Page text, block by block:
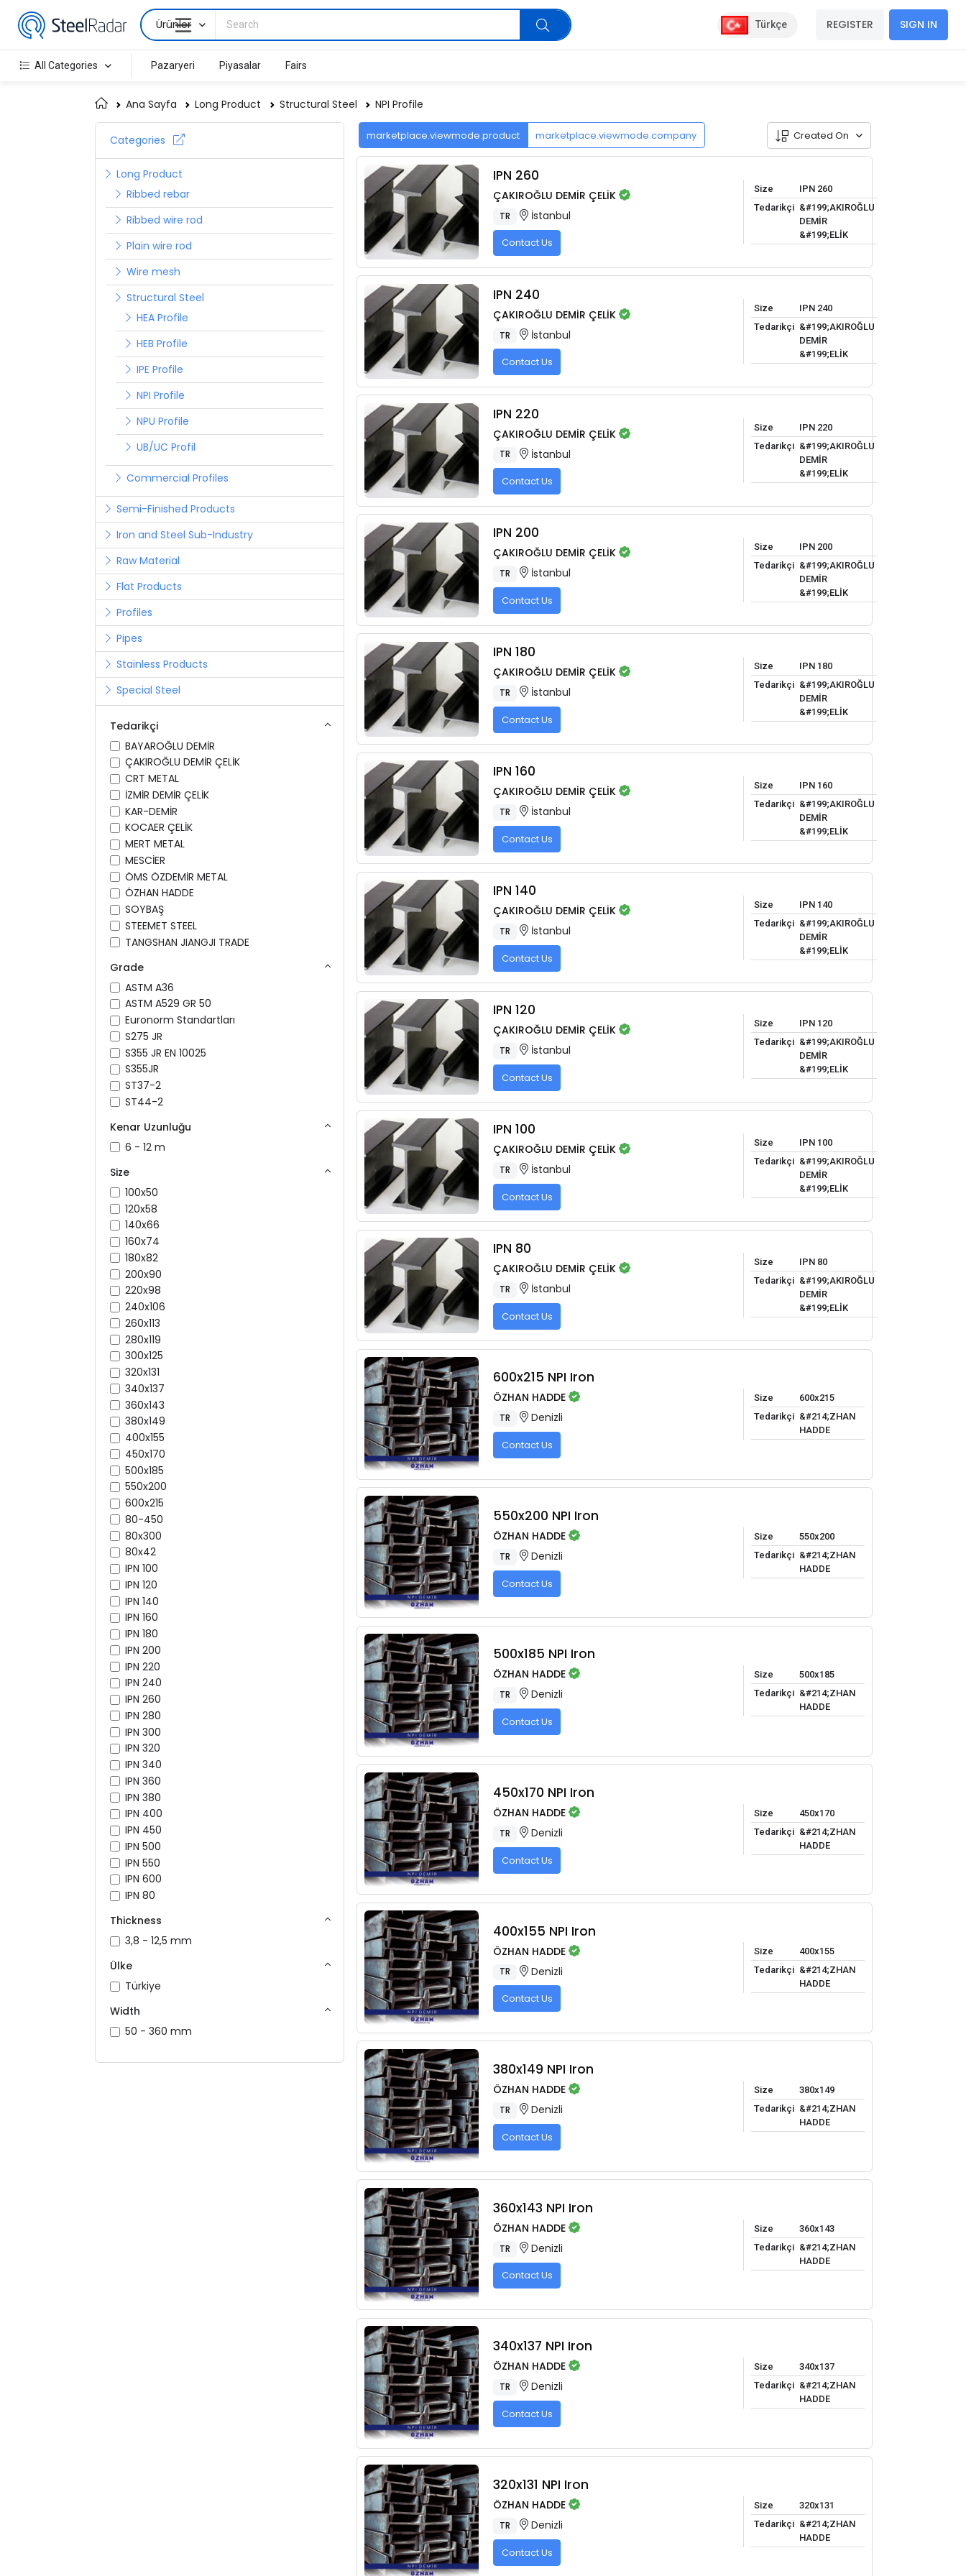
Ürünler Türkçe REGISTER SIGN IN
All Categories Pazaryeri Piyasalar Fairs
Ana Sayfa Long Product Structural Steel NPI Profile
Categories
Long Product
Ribbed rebar
Ribbed wire rod
Plain wire rod
Wire mesh
Structural Steel
HEA Profile
HEB Profile
IPE Profile
NPI Profile
NPU Profile
UB/UC Profil
Commercial Profiles
Semi-Finished Products
Iron and Steel Sub-Industry
Raw Material
Flat Products
Profiles
Pipes
Stainless Products
Special Steel
Tedarikçi
BAYAROĞLU DEMİR
ÇAKIROĞLU DEMİR ÇELİK
CRT METAL
İZMİR DEMİR ÇELİK
KAR-DEMİR
KOCAER ÇELİK
MERT METAL
MESCİER
ÖMS ÖZDEMİR METAL
ÖZHAN HADDE
SOYBAŞ
STEEMET STEEL
TANGSHAN JIANGJI TRADE
Grade
ASTM A36
ASTM A529 GR 50
Euronorm Standartları
S275 JR
S355 JR EN 10025
S355JR
ST37-2
ST44-2
Kenar Uzunluğu
6 - 12 m
Size
100x50
120x58
140x66
160x74
180x82
200x90
220x98
240x106
260x113
280x119
300x125
320x131
340x137
360x143
380x149
400x155
450x170
500x185
550x200
600x215
80-450
80x300
80x42
IPN 100
IPN 120
IPN 140
IPN 160
IPN 180
IPN 200
IPN 220
IPN 240
IPN 260
IPN 280
IPN 300
IPN 320
IPN 340
IPN 360
IPN 380
IPN 400
IPN 450
IPN 500
IPN 550
IPN 600
IPN 80
Thickness
3,8 - 12,5 mm
Ülke
Türkiye
Width
50 - 360 mm
marketplace.viewmode.product marketplace.viewmode.company Created On
IPN 260
ÇAKIROĞLU DEMİR ÇELİK
TR İstanbul
Contact Us
Size
IPN 260
Tedarikçi &#199;AKIROĞLU
DEMİR
&#199;ELİK
IPN 240
ÇAKIROĞLU DEMİR ÇELİK
TR İstanbul
Contact Us
Size
IPN 240
Tedarikçi &#199;AKIROĞLU
DEMİR
&#199;ELİK
IPN 220
ÇAKIROĞLU DEMİR ÇELİK
TR İstanbul
Contact Us
Size
IPN 220
Tedarikçi &#199;AKIROĞLU
DEMİR
&#199;ELİK
IPN 200
ÇAKIROĞLU DEMİR ÇELİK
TR İstanbul
Contact Us
Size
IPN 200
Tedarikçi &#199;AKIROĞLU
DEMİR
&#199;ELİK
IPN 180
ÇAKIROĞLU DEMİR ÇELİK
TR İstanbul
Contact Us
Size
IPN 180
Tedarikçi &#199;AKIROĞLU
DEMİR
&#199;ELİK
IPN 160
ÇAKIROĞLU DEMİR ÇELİK
TR İstanbul
Contact Us
Size
IPN 160
Tedarikçi &#199;AKIROĞLU
DEMİR
&#199;ELİK
IPN 140
ÇAKIROĞLU DEMİR ÇELİK
TR İstanbul
Contact Us
Size
IPN 140
Tedarikçi &#199;AKIROĞLU
DEMİR
&#199;ELİK
IPN 120
ÇAKIROĞLU DEMİR ÇELİK
TR İstanbul
Contact Us
Size
IPN 120
Tedarikçi &#199;AKIROĞLU
DEMİR
&#199;ELİK
IPN 100
ÇAKIROĞLU DEMİR ÇELİK
TR İstanbul
Contact Us
Size
IPN 100
Tedarikçi &#199;AKIROĞLU
DEMİR
&#199;ELİK
IPN 80
ÇAKIROĞLU DEMİR ÇELİK
TR İstanbul
Contact Us
Size
IPN 80
Tedarikçi &#199;AKIROĞLU
DEMİR
&#199;ELİK
600x215 NPI Iron
ÖZHAN HADDE
TR Denizli
Contact Us
Size
600x215
Tedarikçi &#214;ZHAN
HADDE
550x200 NPI Iron
ÖZHAN HADDE
TR Denizli
Contact Us
Size
550x200
Tedarikçi &#214;ZHAN
HADDE
500x185 NPI Iron
ÖZHAN HADDE
TR Denizli
Contact Us
Size
500x185
Tedarikçi &#214;ZHAN
HADDE
450x170 NPI Iron
ÖZHAN HADDE
TR Denizli
Contact Us
Size
450x170
Tedarikçi &#214;ZHAN
HADDE
400x155 NPI Iron
ÖZHAN HADDE
TR Denizli
Contact Us
Size
400x155
Tedarikçi &#214;ZHAN
HADDE
380x149 NPI Iron
ÖZHAN HADDE
TR Denizli
Contact Us
Size
380x149
Tedarikçi &#214;ZHAN
HADDE
360x143 NPI Iron
ÖZHAN HADDE
TR Denizli
Contact Us
Size
360x143
Tedarikçi &#214;ZHAN
HADDE
340x137 NPI Iron
ÖZHAN HADDE
TR Denizli
Contact Us
Size
340x137
Tedarikçi &#214;ZHAN
HADDE
320x131 NPI Iron
ÖZHAN HADDE
TR Denizli
Contact Us
Size
320x131
Tedarikçi &#214;ZHAN
HADDE